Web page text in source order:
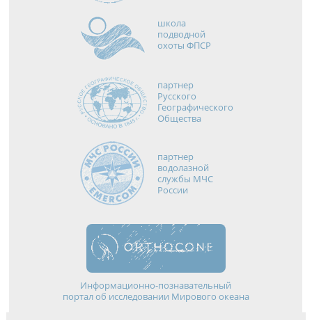
школа
подводной
охоты ФПСР
партнер
Русского
Географического
Общества
партнер
водолазной
службы МЧС
России
Информационно-познавательный
портал об исследовании Мирового океана